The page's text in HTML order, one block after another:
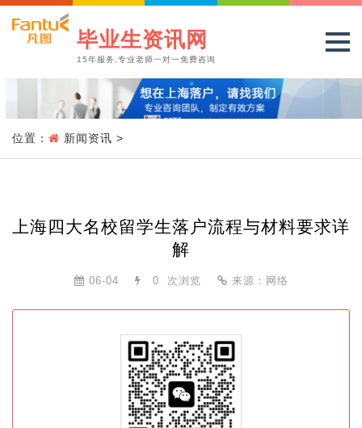
毕业生资讯网
15年服务,专业老师一对一免费咨询
位置： 新闻资讯 >
上海四大名校留学生落户流程与材料要求详
解
06-04 0 次浏览 来源：网络